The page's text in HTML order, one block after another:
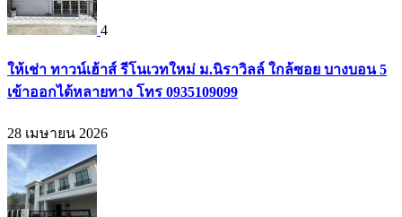
4
ให้เช่า ทาวน์เฮ้าส์ รีโนเวทใหม่ ม.นิราวิลล์ ใกล้ซอย บางบอน 5
เข้าออกได้หลายทาง โทร 0935109099
28 เมษายน 2026